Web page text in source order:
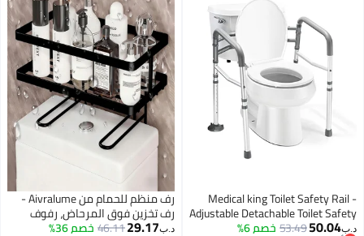
Medical king Toilet Safety Rail -
Adjustable Detachable Toilet Safety
Frame with Handles Heavy-Duty
د.ب‏50.04
53.49خصم 6%
رف منظم للحمام من Aivralume -
رف تخزين فوق المرحاض، رفوف
عائمة من طبقتين مع خطافات، بدون
د.ب‏29.17
46.11خصم 36%